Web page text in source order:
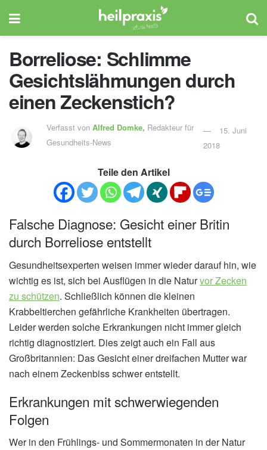
Borreliose: Schlimme
Gesichtslähmungen durch
einen Zeckenstich?
Verfasst von Alfred Domke, Redakteur für
Gesundheits-News
15. Juni
2018
Teile den Artikel
Falsche Diagnose: Gesicht einer Britin
durch Borreliose entstellt
Gesundheitsexperten weisen immer wieder darauf hin, wie
wichtig es ist, sich bei Ausflügen in die Naturvor Zecken
zu schützen. Schließlich können die kleinen
Krabbeltierchen gefährliche Krankheiten übertragen.
Leider werden solche Erkrankungen nicht immer gleich
richtig diagnostiziert. Dies zeigt auch ein Fall aus
Großbritannien: Das Gesicht einer dreifachen Mutter war
nach einem Zeckenbiss schwer entstellt.
Erkrankungen mit schwerwiegenden
Folgen
Wer in den Frühlings- und Sommermonaten in der Natur